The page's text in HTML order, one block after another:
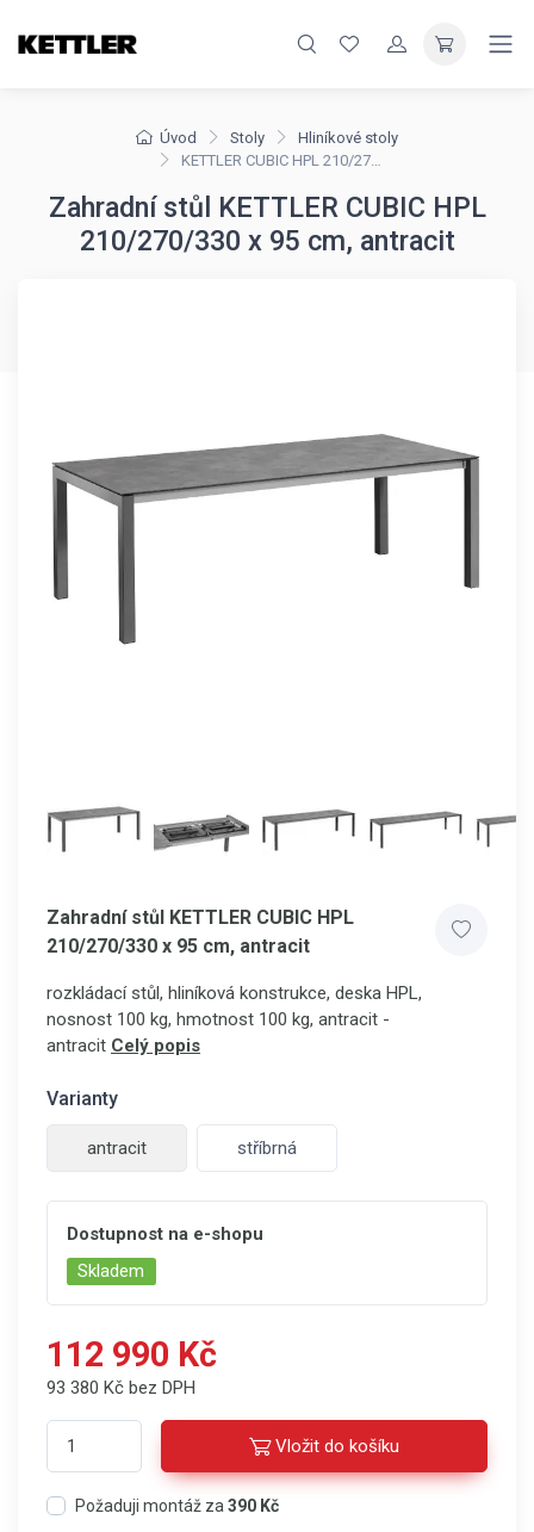
Úvod Stoly
Hliníkové stoly
KETTLER CUBIC HPL 210/270/330 x 95 cm, antracit
Zahradní stůl KETTLER CUBIC HPL
210/270/330 x 95 cm, antracit
Zahradní stůl KETTLER CUBIC HPL
210/270/330 x 95 cm, antracit
rozkládací stůl, hliníková konstrukce, deska HPL,
nosnost 100 kg, hmotnost 100 kg, antracit -
antracit Celý popis
Varianty
antracit stříbrná
Dostupnost na e-shopu
Skladem
112 990 Kč
93 380 Kč bez DPH
Vložit do košíku
Požaduji montáž za 390 Kč